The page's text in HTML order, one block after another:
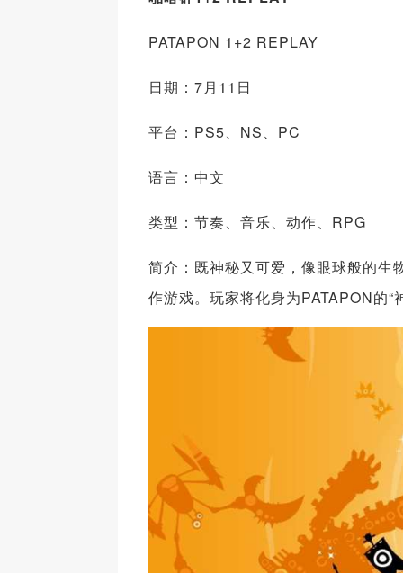
PATAPON 1+2 REPLAY
日期：7月11日
平台：PS5、NS、PC
语言：中文
类型：节奏、音乐、动作、RPG
简介：既神秘又可爱，像眼球般的生
作游戏。玩家将化身为PATAPON的“